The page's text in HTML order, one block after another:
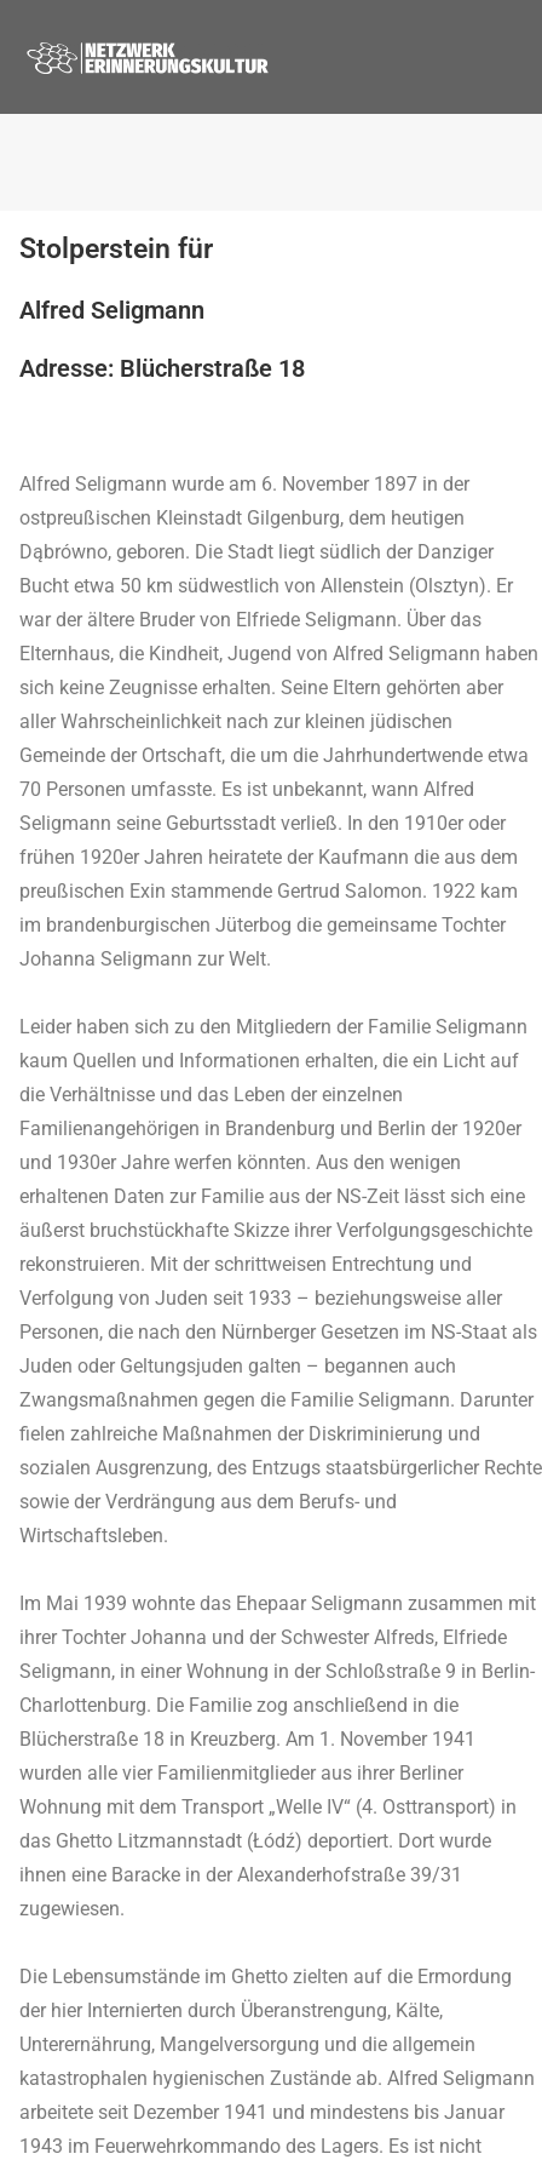
Stolperstein für
Alfred Seligmann
Adresse: Blücherstraße 18
Alfred Seligmann wurde am 6. November 1897 in der
ostpreußischen Kleinstadt Gilgenburg, dem heutigen
Dąbrówno, geboren. Die Stadt liegt südlich der Danziger
Bucht etwa 50 km südwestlich von Allenstein (Olsztyn). Er
war der ältere Bruder von Elfriede Seligmann. Über das
Elternhaus, die Kindheit, Jugend von Alfred Seligmann haben
sich keine Zeugnisse erhalten. Seine Eltern gehörten aber
aller Wahrscheinlichkeit nach zur kleinen jüdischen
Gemeinde der Ortschaft, die um die Jahrhundertwende etwa
70 Personen umfasste. Es ist unbekannt, wann Alfred
Seligmann seine Geburtsstadt verließ. In den 1910er oder
frühen 1920er Jahren heiratete der Kaufmann die aus dem
preußischen Exin stammende Gertrud Salomon. 1922 kam
im brandenburgischen Jüterbog die gemeinsame Tochter
Johanna Seligmann zur Welt.
Leider haben sich zu den Mitgliedern der Familie Seligmann
kaum Quellen und Informationen erhalten, die ein Licht auf
die Verhältnisse und das Leben der einzelnen
Familienangehörigen in Brandenburg und Berlin der 1920er
und 1930er Jahre werfen könnten. Aus den wenigen
erhaltenen Daten zur Familie aus der NS-Zeit lässt sich eine
äußerst bruchstückhafte Skizze ihrer Verfolgungsgeschichte
rekonstruieren. Mit der schrittweisen Entrechtung und
Verfolgung von Juden seit 1933 – beziehungsweise aller
Personen, die nach den Nürnberger Gesetzen im NS-Staat als
Juden oder Geltungsjuden galten – begannen auch
Zwangsmaßnahmen gegen die Familie Seligmann. Darunter
fielen zahlreiche Maßnahmen der Diskriminierung und
sozialen Ausgrenzung, des Entzugs staatsbürgerlicher Rechte
sowie der Verdrängung aus dem Berufs- und
Wirtschaftsleben.
Im Mai 1939 wohnte das Ehepaar Seligmann zusammen mit
ihrer Tochter Johanna und der Schwester Alfreds, Elfriede
Seligmann, in einer Wohnung in der Schloßstraße 9 in Berlin-
Charlottenburg. Die Familie zog anschließend in die
Blücherstraße 18 in Kreuzberg. Am 1. November 1941
wurden alle vier Familienmitglieder aus ihrer Berliner
Wohnung mit dem Transport „Welle IV“ (4. Osttransport) in
das Ghetto Litzmannstadt (Łódź) deportiert. Dort wurde
ihnen eine Baracke in der Alexanderhofstraße 39/31
zugewiesen.
Die Lebensumstände im Ghetto zielten auf die Ermordung
der hier Internierten durch Überanstrengung, Kälte,
Unterernährung, Mangelversorgung und die allgemein
katastrophalen hygienischen Zustände ab. Alfred Seligmann
arbeitete seit Dezember 1941 und mindestens bis Januar
1943 im Feuerwehrkommando des Lagers. Es ist nicht